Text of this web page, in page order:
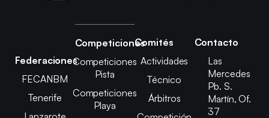
Federaciones
FECANBM
Tenerife
Competiciones
Competiciones
Pista
Competiciones
Playa
Comités
Actividades
Técnico
Árbitros
Contacto
Las
Mercedes
Pb. S.
Martín, Of.
37